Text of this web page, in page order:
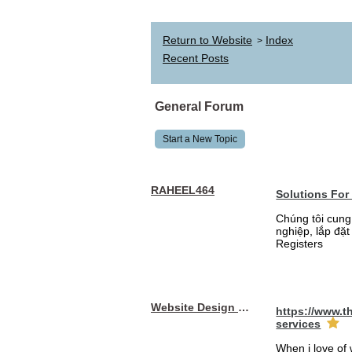
Return to Website > Index
Recent Posts
General Forum
Start a New Topic
RAHEEL464
Solutions For
Chúng tôi
nghiệp, lắp
Registers
Website Design Services berin
https://
services
When i love of